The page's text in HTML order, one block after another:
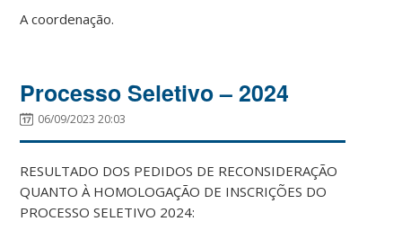
A coordenação.
Processo Seletivo – 2024
06/09/2023 20:03
RESULTADO DOS PEDIDOS DE RECONSIDERAÇÃO
QUANTO À HOMOLOGAÇÃO DE INSCRIÇÕES DO
PROCESSO SELETIVO 2024: